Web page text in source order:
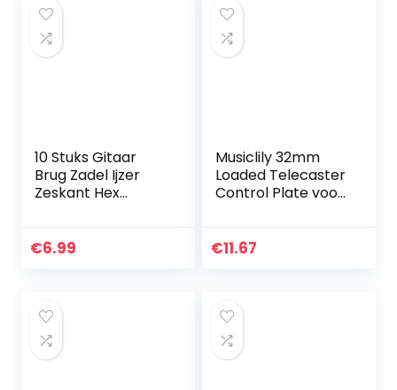
10 Stuks Gitaar
Brug Zadel Ijzer
Zeskant Hex
Gitaar Onderdelen
€6.99
Musiclily 32mm
Loaded Telecaster
Control Plate voor
€11.67